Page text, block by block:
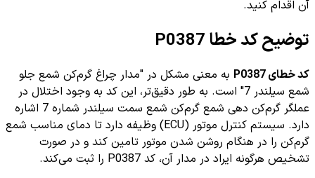
آن اقدام کنید.
توضیح کد خطا P0387
کد خطای P0387
به معنی مشکل در "مدار چراغ گرم‌کن شمع جلو
شمع سیلندر 7" است. به طور دقیق‌تر، این کد به وجود اختلال در
عملگر گرم‌کن دهی شمع گرم‌کن شمع سمت سیلندر شماره 7 اشاره
دارد. سیستم کنترل موتور (ECU) وظیفه دارد تا دمای مناسب شمع
گرم‌کن را در هنگام روشن شدن موتور تامین کند و در صورت
تشخیص هرگونه ایراد در مدار آن، کد P0387 را ثبت می‌کند.